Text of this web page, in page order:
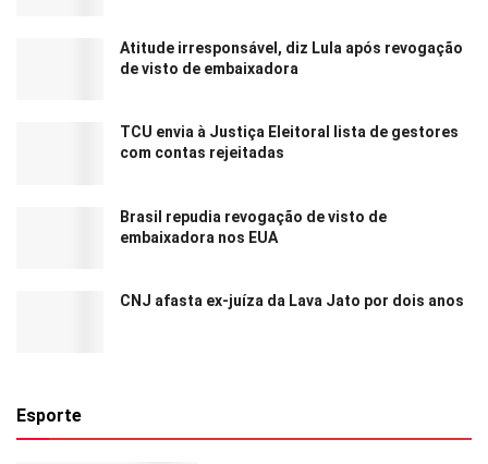
Atitude irresponsável, diz Lula após revogação
de visto de embaixadora
TCU envia à Justiça Eleitoral lista de gestores
com contas rejeitadas
Brasil repudia revogação de visto de
embaixadora nos EUA
CNJ afasta ex-juíza da Lava Jato por dois anos
Esporte